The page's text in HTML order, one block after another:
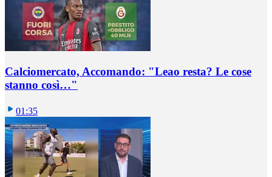
Calciomercato, Accomando: "Leao resta? Le cose
stanno così…"
01:35